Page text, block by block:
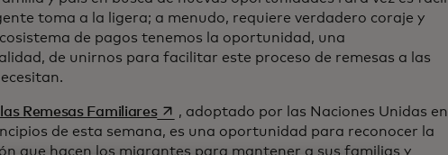
toma a la ligera; a menudo, requiere verdadero coraje y
de pagos tenemos la oportunidad, una
de unirnos para facilitar este proceso de remesas a las
Remesas Familiaresse abre en una pestaña nueva
, adoptado por las Naciones Unidas en
de esta semana, es una oportunidad para reconocer la
que hacen los migrantes para mantener a sus familias y